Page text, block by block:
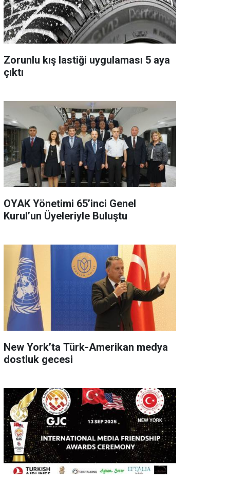
Zorunlu kış lastiği uygulaması 5 aya
çıktı
OYAK Yönetimi 65’inci Genel
Kurul’un Üyeleriyle Buluştu
New York’ta Türk-Amerikan medya
dostluk gecesi